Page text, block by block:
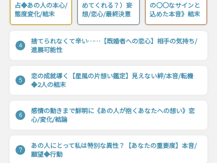
占◆あの人の本心/
態度変化/結末
めてくれる？）妄
想/恋心/最終決意
の〇〇なサインと
込めた本音》結末
4
捨てられなくて辛い……【既婚者への恋心】相手の気持ち/
進展可能性
5
恋の成就導く【星風の片想い鑑定】見えない絆/本音/転機
◆2人の結末
6
感情の動きまで鮮明に《あの人が抱くあなたへの想い》恋
心/変化/結論
7
あの人にとって私は特別な異性？【あなたの重要度】本音/
願望◆行動